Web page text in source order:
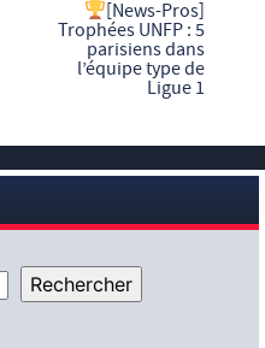
[News-Pros]
Trophées UNFP : 5
parisiens dans
l’équipe type de
Ligue 1